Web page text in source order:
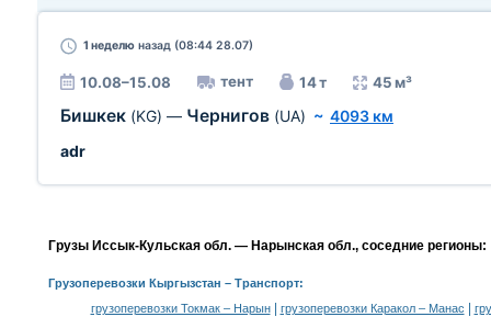
1 неделю назад (08:44 28.07)
10.08–15.08 тент 14 т 45 м³
Бишкек (KG) — Чернигов (UA) ~ 4093 км
adr
Грузы Иссык-Кульская обл. — Нарынская обл., соседние регионы:
Грузоперевозки Кыргызстан – Транспорт:
грузоперевозки Токмак – Нарын| грузоперевозки Каракол – Манас